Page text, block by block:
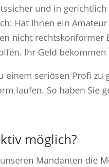
und in
Hat Ihnen ein
nicht
Ihr Geld
einem seriösen Profi
laufen. So haben Sie
möglich?
Mandanten die